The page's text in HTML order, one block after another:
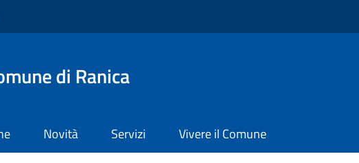
di Ranica
Novità Servizi Vivere il Comune